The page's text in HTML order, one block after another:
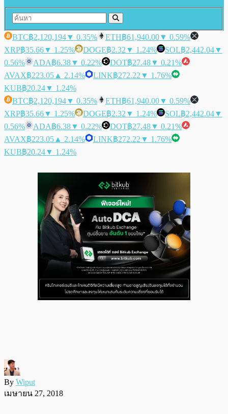
BTC฿2,120,194▼ 0.35% ETH฿61,940.00▼ 0.59%
XRP฿35.66▼ 1.25% DOGE฿2.32 ▼ 1.24% SOL฿2,442.04▼
0.56%
ADA฿6.38▼ 0.22% DOT฿27.48▼ 0.21%
AVAX฿223.05 ▲ 2.14% LINK฿272.22 ▼ 1.76%
KUB฿20.24▼ 1.24%
BTC฿2,120,194▼ 0.35% ETH฿61,940.00▼ 0.59%
XRP฿35.66▼ 1.25% DOGE฿2.32 ▼ 1.24% SOL฿2,442.04▼
0.56%
ADA฿6.38▼ 0.22% DOT฿27.48▼ 0.21%
AVAX฿223.05 ▲ 2.14% LINK฿272.22 ▼ 1.76%
KUB฿20.24▼ 1.24%
By Wiput
เมษายน 27, 2018